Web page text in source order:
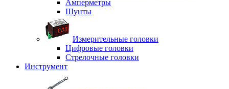
Амперметры
Шунты
Измерительные головки
Цифровые головки
Стрелочные головки
Инструмент